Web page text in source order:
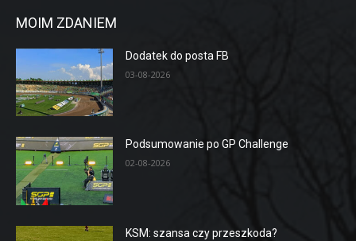
MOIM ZDANIEM
Dodatek do posta FB
03-08-2026
Podsumowanie po GP Challenge
02-08-2026
KSM: szansa czy przeszkoda?